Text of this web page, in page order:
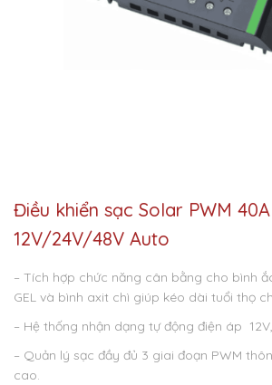
Điều khiển sạc Solar PWM
12V/24V/48V Auto
– Tích hợp chức năng cân bằng cho bình
GEL và bình axit chì giúp kéo dài tuổi thọ
– Hệ thống nhận dạng tự động điện áp
– Quản lý sạc đầy đủ 3 giai đoạn PWM
cao.